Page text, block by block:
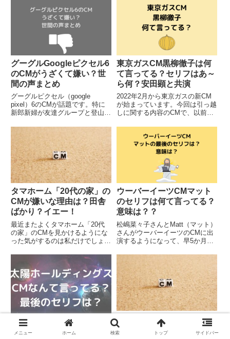
話題となっているCMですが、し
かし世間では、「ウーバーイーツ
のCMって意味不明」「ウーバ
くるようなCMなのですが、世間
ではどうやら、「このダンスはパ
クリでは？？」という声が...
グーグルGoogleピクセル6
のCMがうざくて嫌い？世
間の声まとめ
グーグルピクセル（google
pixel）6のCMが話題です。特に
新郎新婦が友達グループと登山を
が話題。どうも世間では、●グー
グルピクセル（google pixel）6の
CMがうざい●グーグルピクセル
（goo...
東京ガスCM黒柳徹子は何
て言ってる？セリフはあ～
ら何？安田顕と共演
2022年2月から東京ガスの新CM
が始まっています。今回は引っ越
しに関する内容のCMで、以前か
俳優の安田顕さんとともに、黒柳
徹子さんも登場！二人の掛け合い
が面白く、コミカルなCMに仕上
がっているのですが、、、大...
タマホーム「20代の家」の
CMが嫌いな理由は？田舎
ばかり？イエー！
最近またよくタマホーム「20代
の家」のCMを見かけるようにな
った気がするのは私だけでしょう
CMだなと思ってみているのです
が、どうも世間では、「タマホー
ムの20代の家のCMが嫌い」とい
う声がチラホラ聞かれるようで...
ウーバーイーツCMマット
のセリフは何て言ってる？
意味は？？
松嶋菜々子さんとMatt（マット）
さんがウーバーイーツのCMに出
演するようになって、早5か月。
も見慣れてきてまいりましたが、
ワタクシ恥ずかしながらCMでマ
ットさんが発しているセリフを勘
違いしていたようです。そう...
太陽ホールディングスCM
サテライトオフィスのCM
が気持ち悪い？かいけちゅ
メニュー ホーム 検索 トップ サイドバー